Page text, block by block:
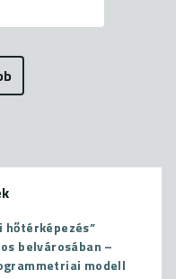
belvárosában –
modell